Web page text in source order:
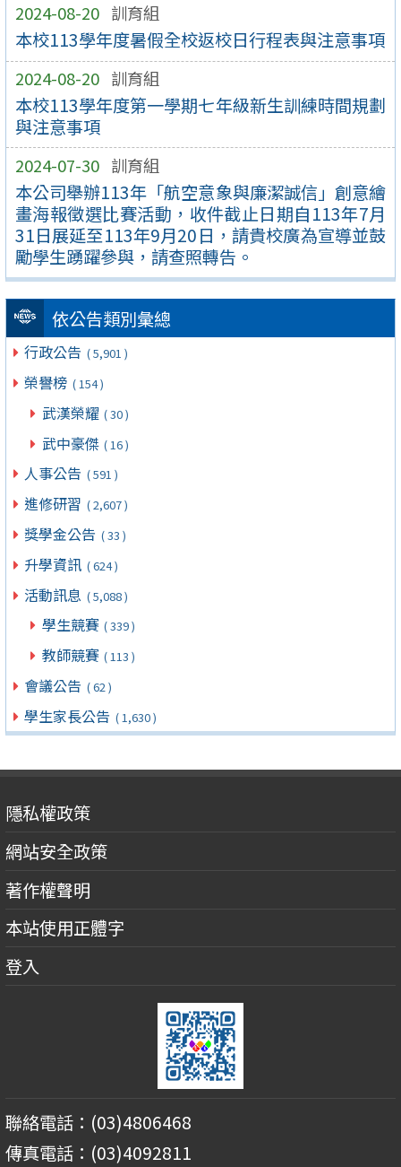
2024-08-20 訓育組
本校113學年度暑假全校返校日行程表與注意事項
2024-08-20 訓育組
本校113學年度第一學期七年級新生訓練時間規劃
與注意事項
2024-07-30 訓育組
本公司舉辦113年「航空意象與廉潔誠信」創意繪
畫海報徵選比賽活動，收件截止日期自113年7月
31日展延至113年9月20日，請貴校廣為宣導並鼓
勵學生踴躍參與，請查照轉告。
依公告類別彙總
行政公告 ( 5,901 )
榮譽榜 ( 154 )
武漢榮耀 ( 30 )
武中豪傑 ( 16 )
人事公告 ( 591 )
進修研習 ( 2,607 )
獎學金公告 ( 33 )
升學資訊 ( 624 )
活動訊息 ( 5,088 )
學生競賽 ( 339 )
教師競賽 ( 113 )
會議公告 ( 62 )
學生家長公告 ( 1,630 )
隱私權政策
網站安全政策
著作權聲明
本站使用正體字
登入
聯絡電話：(03)4806468
傳真電話：(03)4092811